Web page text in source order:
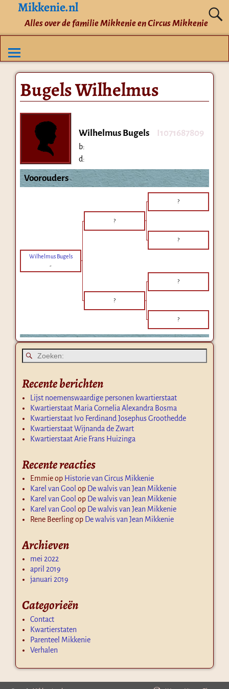
Mikkenie.nl
Alles over de familie Mikkenie en Circus Mikkenie
Bugels Wilhelmus
Wilhelmus Bugels I1071687809
b:
d:
Voorouders
?
?
?
Wilhelmus Bugels
-
?
?
?
Recente berichten
Lijst noemenswaardige personen kwartierstaat
Kwartierstaat Maria Cornelia Alexandra Bosma
Kwartierstaat Ivo Ferdinand Josephus Groothedde
Kwartierstaat Wijnanda de Zwart
Kwartierstaat Arie Frans Huizinga
Recente reacties
Emmieop Historie van Circus Mikkenie
Karel van Gool op De walvis van Jean Mikkenie
Karel van Gool op De walvis van Jean Mikkenie
Karel van Gool op De walvis van Jean Mikkenie
Rene Beerlingop De walvis van Jean Mikkenie
Archieven
mei 2022
april 2019
januari 2019
Categorieën
Contact
Kwartierstaten
Parenteel Mikkenie
Verhalen